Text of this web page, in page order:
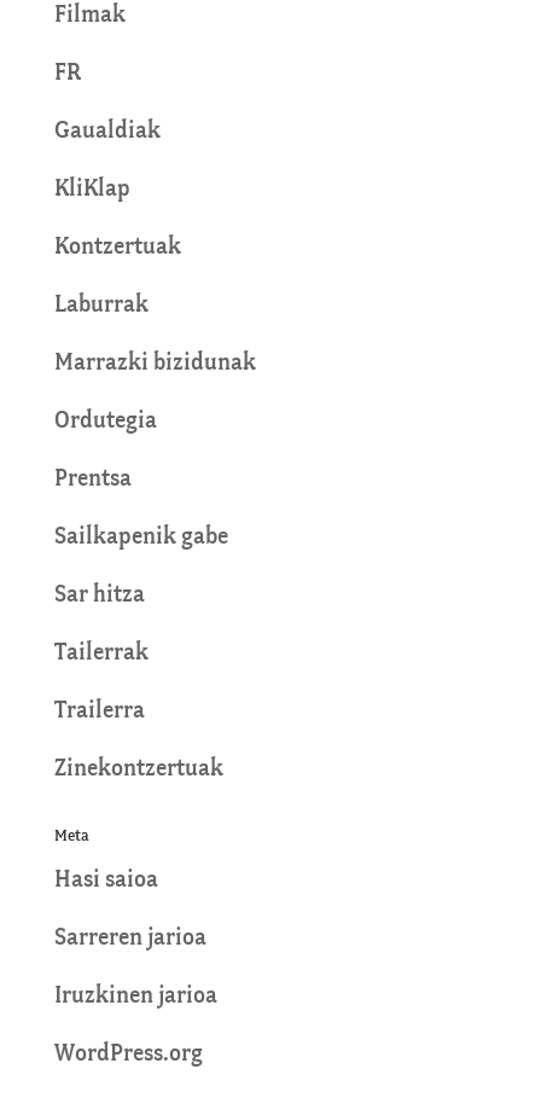
Filmak
FR
Gaualdiak
KliKlap
Kontzertuak
Laburrak
Marrazki bizidunak
Ordutegia
Prentsa
Sailkapenik gabe
Sar hitza
Tailerrak
Trailerra
Zinekontzertuak
Meta
Hasi saioa
Sarreren jarioa
Iruzkinen jarioa
WordPress.org